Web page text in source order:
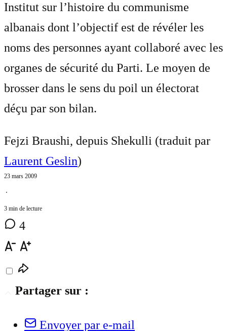
Institut sur l’histoire du communisme
albanais dont l’objectif est de révéler les
noms des personnes ayant collaboré avec les
organes de sécurité du Parti. Le moyen de
brosser dans le sens du poil un électorat
déçu par son bilan.
Fejzi Braushi, depuis Shekulli (traduit par
Laurent Geslin)
23 mars 2009
⋅
3 min de lecture
4
Partager sur :
Envoyer par e-mail